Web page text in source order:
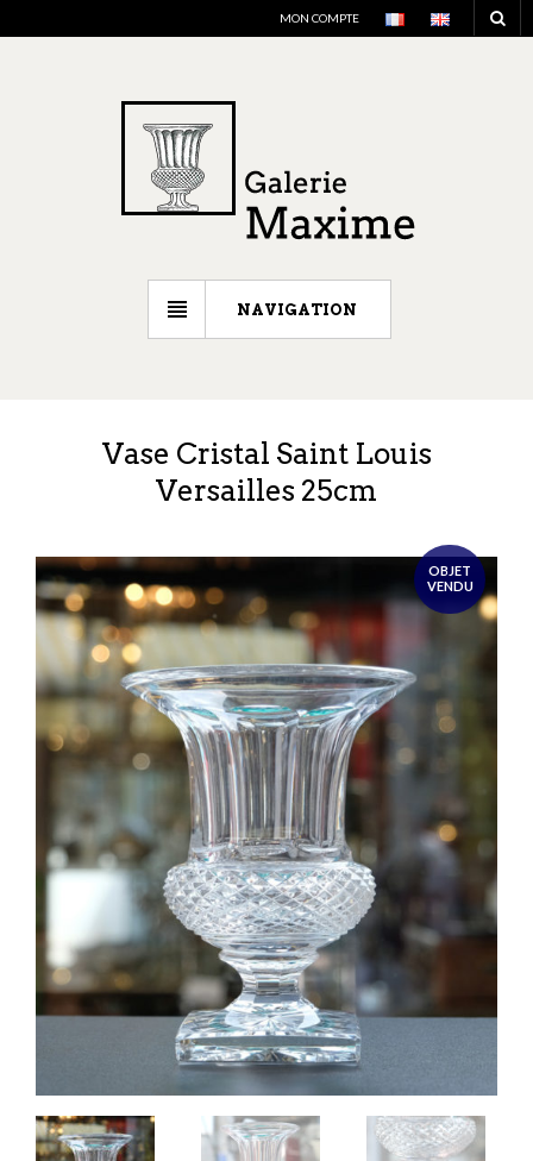
MON COMPTE
NAVIGATION
Vase Cristal Saint Louis
Versailles 25cm
OBJET
VENDU